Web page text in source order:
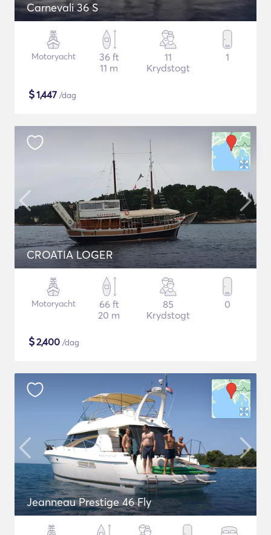
Carnevali 36 S
Motoryacht
36 ft
11 m
11
Krydstogt
1
$1,447 /dag
CROATIA LOGER
Motoryacht
66 ft
20 m
85
Krydstogt
0
$2,400 /dag
Jeanneau Prestige 46 Fly